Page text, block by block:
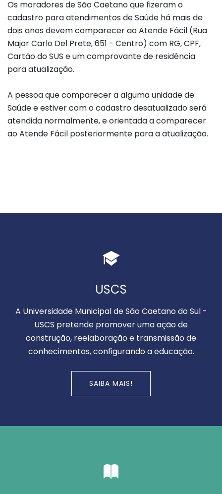
Os moradores de São Caetano que fizeram o
cadastro para atendimentos de Saúde há mais de
dois anos devem comparecer ao Atende Fácil (Rua
Major Carlo Del Prete, 651 - Centro) com RG, CPF,
Cartão do SUS e um comprovante de residência
para atualização.
A pessoa que comparecer a alguma unidade de
Saúde e estiver com o cadastro desatualizado será
atendida normalmente, e orientada a comparecer
ao Atende Fácil posteriormente para a atualização.
USCS
A Universidade Municipal de São Caetano do Sul -
USCS pretende promover uma ação de
construção, reelaboração e transmissão de
conhecimentos, configurando a educação.
SAIBA MAIS!